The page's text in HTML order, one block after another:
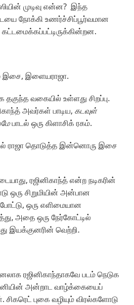
முடிவு என்ன? இந்த
நோக்கி உணர்ச்சிப்பூர்வமான
இசை, இளையராஜா.
வகையில் உள்ளது சிறப்பு.
அவர்கள் பாடிய, கடவுள்
பாடல் ஒரு கிளாசிக் ரகம்.
ராஜா தொடுத்த இன்னொரு இசை
ரஜினிகாந்த் என்ற நடிகரின்
ஒரு சிறுமியின் அன்பான
போட்டு, ஒரு எளிமையான
அதை ஒரு நேர்கோட்டில்
இயக்குனரின் வெற்றி.
ரஜினிகாந்தாகவே படம் நெடுக
அன்றாட வாழ்க்கையைப்
சிகரெட் புகை வழியும் விரல்களோடு